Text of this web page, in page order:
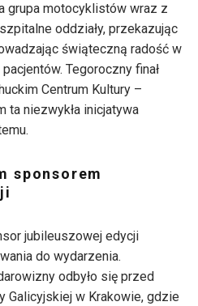
grupa motocyklistów wraz z
oddziały, przekazując
świąteczną radość w
Tegoroczny finał
Centrum Kultury –
ta niezwykła inicjatywa
sponsorem
jubileuszowej edycji
do wydarzenia.
odbyło się przed
Galicyjskiej w Krakowie, gdzie